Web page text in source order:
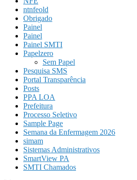
ntnfeold
Obrigado
Painel
Painel
Painel SMTI
Papelzero
Sem Papel
Pesquisa SMS
Portal Transparência
Posts
PPA LOA
Prefeitura
Processo Seletivo
Sample Page
Semana da Enfermagem 2026
simam
Sistemas Administrativos
SmartView PA
SMTI Chamados